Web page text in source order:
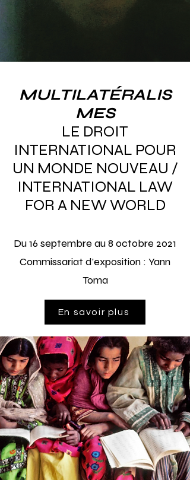
MULTILATÉRALIS
MES
LE DROIT
INTERNATIONAL POUR
UN MONDE NOUVEAU /
INTERNATIONAL LAW
FOR A NEW WORLD
Du 16 septembre au 8 octobre 2021
Commissariat d’exposition : Yann
Toma
En savoir plus